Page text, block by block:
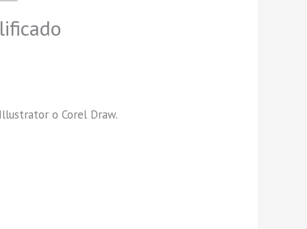
o Corel Draw.